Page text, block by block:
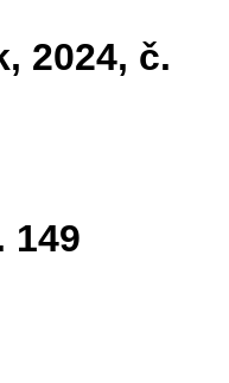
2024, č.
149